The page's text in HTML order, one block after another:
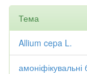
Тема
Allium cepa L.
амоніфікувальні